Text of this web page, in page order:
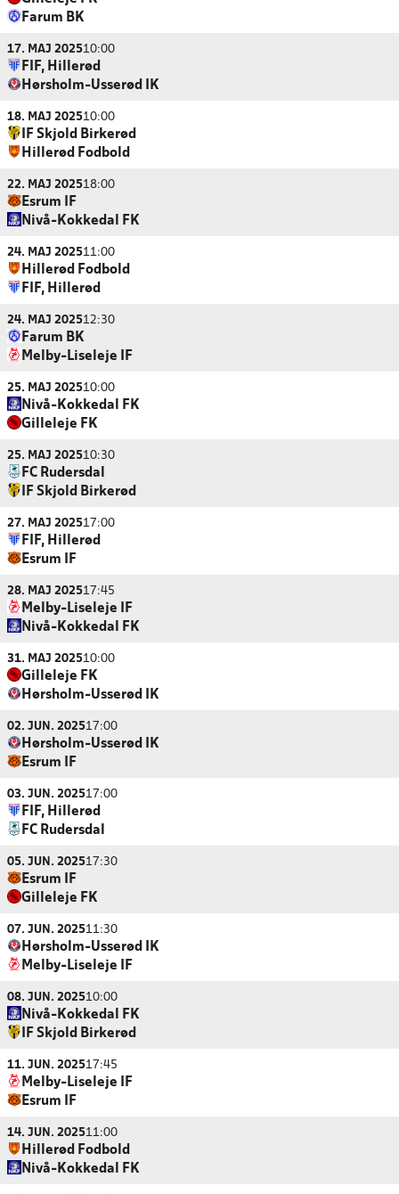
Farum BK
17. MAJ 202510:00
FIF, Hillerød
Hørsholm-Usserød IK
18. MAJ 202510:00
IF Skjold Birkerød
Hillerød Fodbold
22. MAJ 202518:00
Esrum IF
Nivå-Kokkedal FK
24. MAJ 202511:00
Hillerød Fodbold
FIF, Hillerød
24. MAJ 202512:30
Farum BK
Melby-Liseleje IF
25. MAJ 202510:00
Nivå-Kokkedal FK
Gilleleje FK
25. MAJ 202510:30
FC Rudersdal
IF Skjold Birkerød
27. MAJ 202517:00
FIF, Hillerød
Esrum IF
28. MAJ 202517:45
Melby-Liseleje IF
Nivå-Kokkedal FK
31. MAJ 202510:00
Gilleleje FK
Hørsholm-Usserød IK
02. JUN. 202517:00
Hørsholm-Usserød IK
Esrum IF
03. JUN. 202517:00
FIF, Hillerød
FC Rudersdal
05. JUN. 202517:30
Esrum IF
Gilleleje FK
07. JUN. 202511:30
Hørsholm-Usserød IK
Melby-Liseleje IF
08. JUN. 202510:00
Nivå-Kokkedal FK
IF Skjold Birkerød
11. JUN. 202517:45
Melby-Liseleje IF
Esrum IF
14. JUN. 202511:00
Hillerød Fodbold
Nivå-Kokkedal FK